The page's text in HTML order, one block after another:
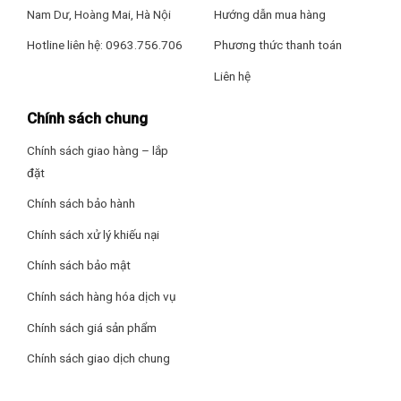
Auto Motion Plus
Contrast Enhancer
Công nghệ âm thanh
Tuyệt tác thiết kế thanh mảnh
Thiết kế AirSlim
Chiêm ngưỡng thiết kế TV với độ mỏng ấn tượng chưa từng
có, dễ dàng kết hợp với mọi không gian tạo nên tổng thể liền
mạch thu hút mọi ánh nhìn.
Nam Dư, Hoàng Mai, Hà Nội
Hotline liên hệ: 0963.756.706
Hướng dẫn mua hàng
Phương thức thanh toán
Liên hệ
Chính sách chung
Chính sách giao hàng – lắp
đặt
Chính sách bảo hành
Chính sách xử lý khiếu nại
Chính sách bảo mật
Chính sách hàng hóa dịch vụ
Chính sách giá sản phẩm
Chính sách giao dịch chung